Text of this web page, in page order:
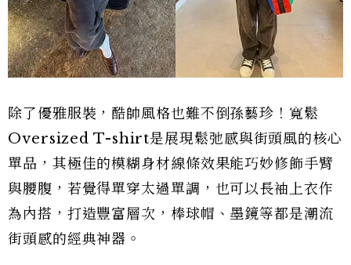
除了優雅服裝，酷帥風格也難不倒孫藝珍！寬鬆
Oversized T-shirt是展現鬆弛感與街頭風的核心
單品，其極佳的模糊身材線條效果能巧妙修飾手臂
與腰腹，若覺得單穿太過單調，也可以長袖上衣作
為內搭，打造豐富層次，棒球帽、墨鏡等都是潮流
街頭感的經典神器。